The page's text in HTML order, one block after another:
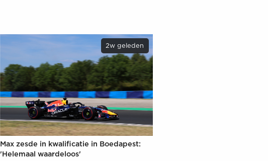
2w geleden
Max zesde in kwalificatie in Boedapest:
'Helemaal waardeloos'